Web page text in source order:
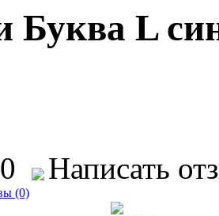
Буква L
Написать
(0)